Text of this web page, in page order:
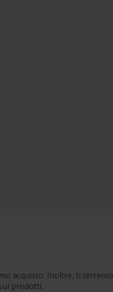
acquisto. Inoltre, ti terremo
prodotti.